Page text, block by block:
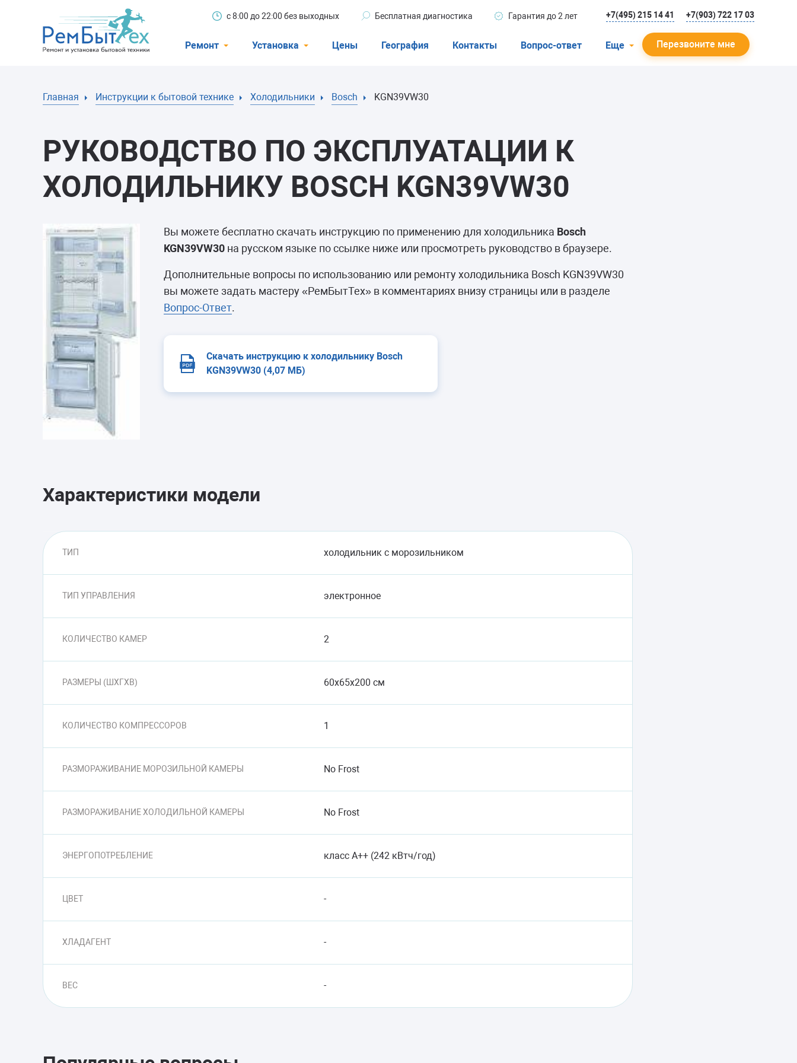
с 8:00 до 22:00 без выходных Бесплатная диагностика Гарантия до 2 лет +7(495) 215 14 41 +7(903) 722 17 03
Ремонт
Стиральные машины
Телевизоры
Варочные панели
Духовные шкафы
Сушильные машины
Установка
Посудомоечные машины
Цены География Контакты Вопрос-ответ Еще Перезвоните мне
Главная Инструкции к бытовой технике Холодильники Bosch KGN39VW30
РУКОВОДСТВО ПО ЭКСПЛУАТАЦИИ К
ХОЛОДИЛЬНИКУ BOSCH KGN39VW30
Вы можете бесплатно скачать инструкцию по применению для холодильника Bosch
KGN39VW30 на русском языке по ссылке ниже или просмотреть руководство в браузере.
Дополнительные вопросы по использованию или ремонту холодильника Bosch KGN39VW30
вы можете задать мастеру «РемБытТех» в комментариях внизу страницы или в разделе
Вопрос-Ответ.
Скачать инструкцию к холодильнику Bosch
KGN39VW30 (4,07 МБ)
Характеристики модели
ТИП холодильник с морозильником
ТИП УПРАВЛЕНИЯ электронное
КОЛИЧЕСТВО КАМЕР 2
РАЗМЕРЫ (ШXГXВ) 60x65x200 см
КОЛИЧЕСТВО КОМПРЕССОРОВ 1
РАЗМОРАЖИВАНИЕ МОРОЗИЛЬНОЙ КАМЕРЫ No Frost
РАЗМОРАЖИВАНИЕ ХОЛОДИЛЬНОЙ КАМЕРЫ No Frost
ЭНЕРГОПОТРЕБЛЕНИЕ класс A++ (242 кВтч/год)
ЦВЕТ -
ХЛАДАГЕНТ -
ВЕС -